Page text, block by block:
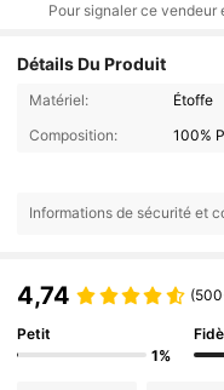
Pour signaler ce vendeur
Détails Du Produit
Matériel:
Étoffe
Composition:
100%
Informations de sécurité et
4,74
Petit
1%